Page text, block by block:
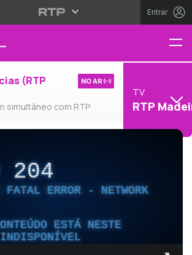
Entrar
(RTP
simultâneo com RTP
NO AR
TV
RTP
204
ERROR - NETWORK
ESTÁ NESTE
INDISPONÍVEL